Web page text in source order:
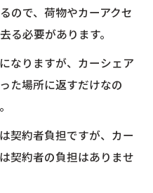
ので、荷物やカーアクセ
る必要があります。
なりますが、カーシェア
た場所に返すだけなの
契約者負担ですが、カー
契約者の負担はありませ